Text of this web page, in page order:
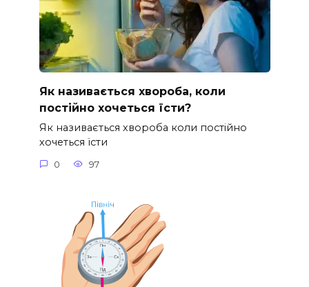
Як називається хвороба, коли
постійно хочеться їсти?
Як називається хвороба коли постійно
хочеться їсти
0 97